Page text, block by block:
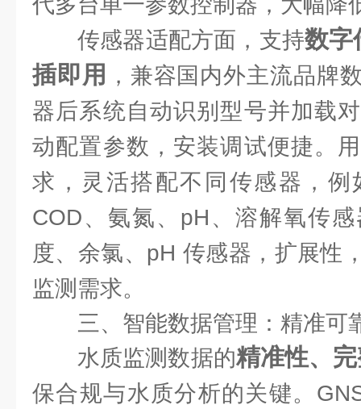
传感器适配方面，支持数字
插即用 ，兼容国内外主流品牌
器后系统自动识别型号并加载
动配置参数，安装调试便捷。
求，灵活搭配不同传感器，例
COD、氨氮、pH、溶解氧传
度、余氯、pH 传感器，扩展性
监测需求。
三、智能数据管理：精准可
水质监测数据的精准性、
保合规与水质分析的关键。